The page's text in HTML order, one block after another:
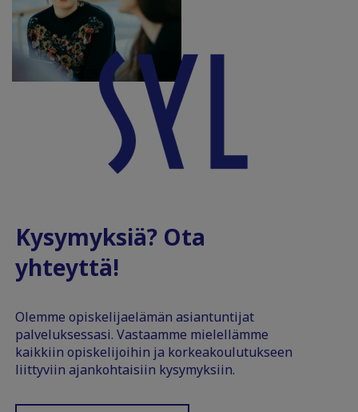
Kysymyksiä? Ota
yhteyttä!
Olemme opiskelijaelämän asiantuntijat
palveluksessasi. Vastaamme mielellämme
kaikkiin opiskelijoihin ja korkeakoulutukseen
liittyviin ajankohtaisiin kysymyksiin.